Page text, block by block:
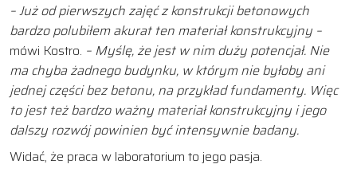
– Już od pierwszych zajęć z konstrukcji betonowych
bardzo polubiłem akurat ten materiał konstrukcyjny –
mówi Kostro. – Myślę, że jest w nim duży potencjał. Nie
ma chyba żadnego budynku, w którym nie byłoby ani
jednej części bez betonu, na przykład fundamenty. Więc
to jest też bardzo ważny materiał konstrukcyjny i jego
dalszy rozwój powinien być intensywnie badany.
Widać, że praca w laboratorium to jego pasja.